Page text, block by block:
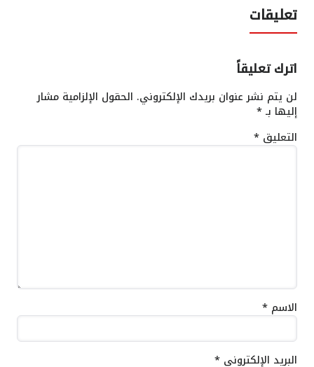
تعليقات
اترك تعليقاً
لن يتم نشر عنوان بريدك الإلكتروني. الحقول الإلزامية مشار
إليها بـ*
التعليق *
الاسم *
البريد الإلكتروني *